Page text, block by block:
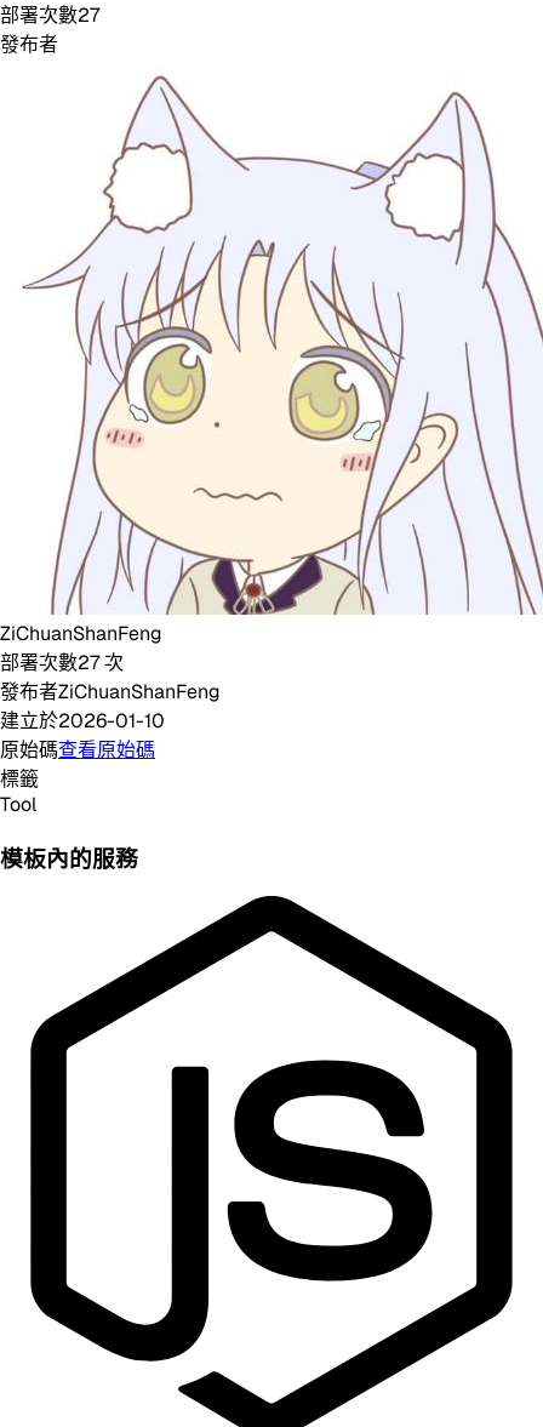
部署次數27
發布者
ZiChuanShanFeng
部署次數27次
發布者ZiChuanShanFeng
建立於2026-01-10
原始碼查看原始碼
標籤
Tool
模板內的服務